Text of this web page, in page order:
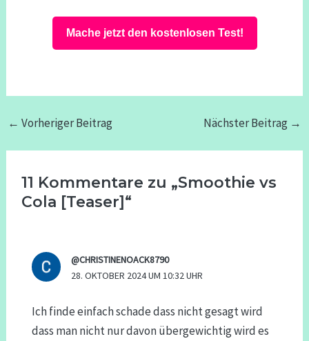
Mache jetzt den kostenlosen Test!
← Vorheriger Beitrag Nächster Beitrag →
11 Kommentare zu „Smoothie vs
Cola [Teaser]“
@CHRISTINENOACK8790
28. OKTOBER 2024 UM 10:32 UHR
Ich finde einfach schade dass nicht gesagt wird
dass man nicht nur davon übergewichtig wird es